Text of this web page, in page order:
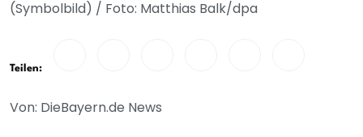
(Symbolbild) / Foto: Matthias Balk/dpa
Teilen:
Von: DieBayern.de News